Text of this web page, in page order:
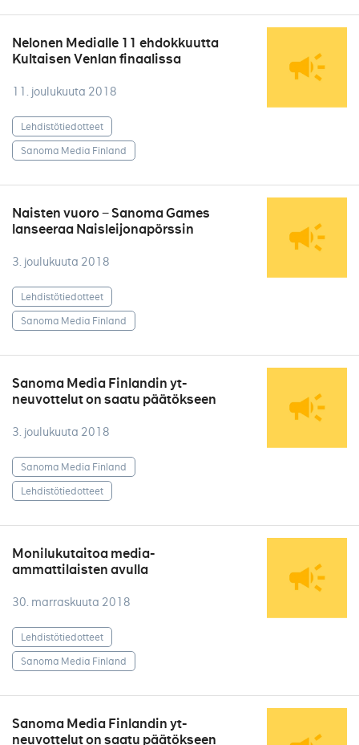
Nelonen Medialle 11 ehdokkuutta
Kultaisen Venlan finaalissa
11. joulukuuta 2018
Lehdistötiedotteet
Sanoma Media Finland
Naisten vuoro − Sanoma Games
lanseeraa Naisleijonapörssin
3. joulukuuta 2018
Lehdistötiedotteet
Sanoma Media Finland
Sanoma Media Finlandin yt-
neuvottelut on saatu päätökseen
3. joulukuuta 2018
Sanoma Media Finland
Lehdistötiedotteet
Monilukutaitoa media-
ammattilaisten avulla
30. marraskuuta 2018
Lehdistötiedotteet
Sanoma Media Finland
Sanoma Media Finlandin yt-
neuvottelut on saatu päätökseen